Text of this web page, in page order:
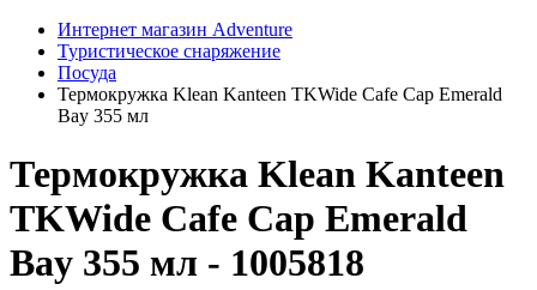
Интернет магазин Adventure
Туристическое снаряжение
Посуда
Термокружка Klean Kanteen TKWide Cafe Cap Emerald
Bay 355 мл
Термокружка Klean Kanteen
TKWide Cafe Cap Emerald
Bay 355 мл - 1005818